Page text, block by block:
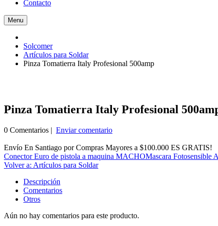
Contacto
Menu
Solcomer
Artículos para Soldar
Pinza Tomatierra Italy Profesional 500amp
Pinza Tomatierra Italy Profesional
0 Comentarios | Enviar comentario
Envío En Santiago por Compras Mayores a $100.000 ES GRATIS!
Conector Euro de pistola a maquina MACHOMascara Fotosensible
Volver a: Artículos para Soldar
Descripción
Comentarios
Otros
Aún no hay comentarios para este producto.